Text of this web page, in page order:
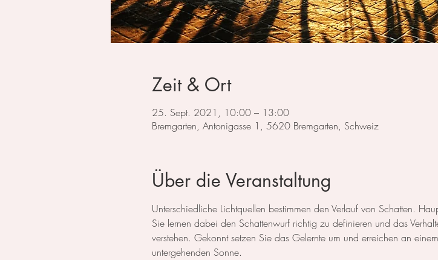
Zeit & Ort
25. Sept. 2021, 10:00 – 13:00
Bremgarten, Antonigasse 1, 5620 Bremgarten, Schweiz
Über die Veranstaltung
Unterschiedliche Lichtquellen bestimmen den Verlauf von Schatten.
Sie lernen dabei den Schattenwurf richtig zu definieren und das
verstehen. Gekonnt setzen Sie das Gelernte um und erreichen an
untergehenden Sonne.